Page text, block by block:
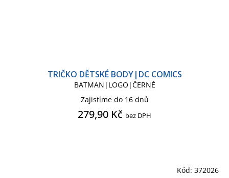
TRIČKO DĚTSKÉ BODY|DC COMICS
BATMAN|LOGO|ČERNÉ
Zajistíme do 16 dnů
279,90 Kč bez DPH
Kód: 372026